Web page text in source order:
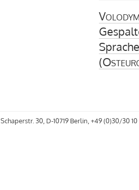
(
, Schaperstr. 30, D-10719 Berlin, +49 (0)30/30